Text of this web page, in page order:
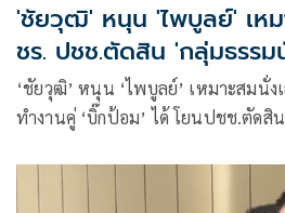
'ชัยวุฒิ' หนุน 'ไพบูลย์' เหม
ชร. ปชช.ตัดสิน 'กลุ่มธรร
ไม่
‘ชัยวุฒิ’ หนุน ‘ไพบูลย์’ เหมาะสมนั่ง
ทำงานคู่ ‘บิ๊กป้อม’ ได้ โยนปชช.ตัดสิน พฤติกรรม ‘กลุ่มธรรม